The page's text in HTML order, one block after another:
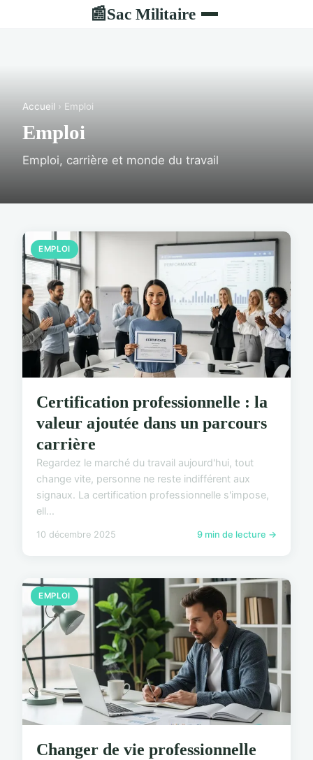
📰Sac Militaire
Accueil › Emploi
Emploi
Emploi, carrière et monde du travail
EMPLOI
Certification professionnelle : la
valeur ajoutée dans un parcours
carrière
Regardez le marché du travail aujourd'hui, tout
change vite, personne ne reste indifférent aux
signaux. La certification professionnelle s'impose,
ell...
10 décembre 2025 9 min de lecture →
EMPLOI
Changer de vie professionnelle